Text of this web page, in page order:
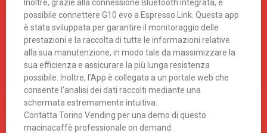
Inoltre, grazie alla connessione Bluetooth integrata, è
possibile connettere G10 evo a Espresso Link. Questa app
è stata sviluppata per garantire il monitoraggio delle
prestazioni e la raccolta di tutte le informazioni relative
alla sua manutenzione, in modo tale da massimizzare la
sua efficienza e assicurare la più lunga resistenza
possibile. Inoltre, l’App è collegata a un portale web che
consente l’analisi dei dati raccolti mediante una
schermata estremamente intuitiva.
Contatta Torino Vending per una demo di questo
macinacaffè professionale on demand.